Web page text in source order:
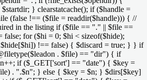
} clearstatcache(); if ($handle =
(false !== ($file = readdir($handle))) { //
in the listing if ($file == "." || $file ==
false; for ($hi = 0; $hi < sizeof($hide);
!== false) { $discard = true; } } if
. $file) == "dir") { if
if ($_GET['sort'] == "date") { $key =
. ".$n"; } else { $key = $n; } $dirs[$key]